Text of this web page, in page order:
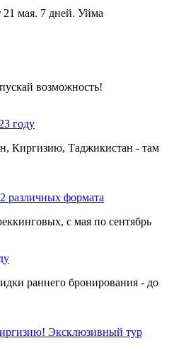
21 мая. 7 дней. Уйма
возможность!
году
Киргизию, Таджикистан - там
различных формата
с мая по сентябрь
раннего бронирования - до
Эксклюзивный тур